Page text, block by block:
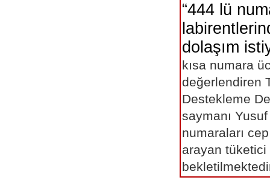
“444 lü
dolaşım
kısa numara
değerlendiren
Destekleme
saymanı
numaraları
arayan